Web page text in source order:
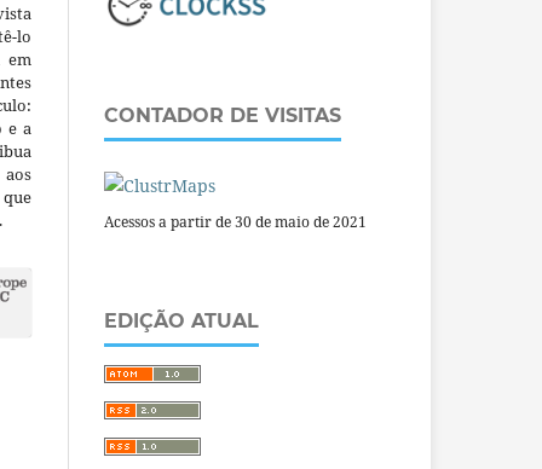
lo
em
e a
CONTADOR DE VISITAS
Acessos a partir de 30 de maio de 2021
EDIÇÃO ATUAL